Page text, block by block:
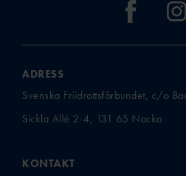
ADRESS
Svenska Friidrottsförbundet, c/o
Sickla Allé 2-4, 131 65 Nacka
KONTAKT